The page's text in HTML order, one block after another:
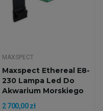
MAXSPECT
Maxspect Ethereal E8-
230 Lampa Led Do
Akwarium Morskiego
2 700,00 zł